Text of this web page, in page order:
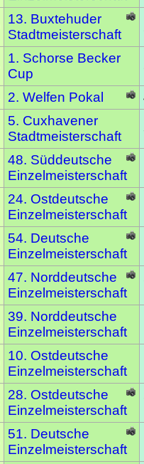
13. Buxtehuder
Stadtmeisterschaft
1. Schorse Becker
Cup
2. Welfen Pokal
5. Cuxhavener
Stadtmeisterschaft
48. Süddeutsche
Einzelmeisterschaft
24. Ostdeutsche
Einzelmeisterschaft
54. Deutsche
Einzelmeisterschaft
47. Norddeutsche
Einzelmeisterschaft
39. Norddeutsche
Einzelmeisterschaft
10. Ostdeutsche
Einzelmeisterschaft
28. Ostdeutsche
Einzelmeisterschaft
51. Deutsche
Einzelmeisterschaft